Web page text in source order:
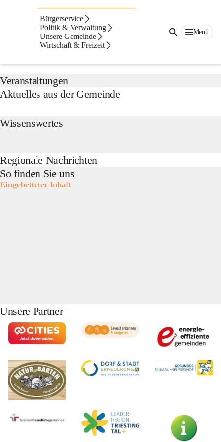
Bürgerservice
Politik & Verwaltung
Unsere Gemeinde
Wirtschaft & Freizeit
Menü
mehr...
Das Gemeindeamt informiert
Veranstaltungen
Aktuelles aus der Gemeinde
Wissenswertes
Regionale Nachrichten
So finden Sie uns
Eingebetteter Inhalt
Unsere Partner